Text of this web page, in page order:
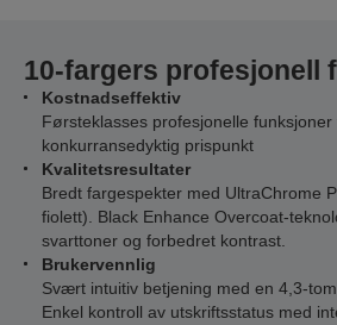
10-fargers profesjonell
Kostnadseffektiv
Førsteklasses profesjonelle funksjoner
konkurransedyktig prispunkt
Kvalitetsresultater
Bredt fargespekter med UltraChrome
fiolett). Black Enhance Overcoat-
svarttoner og forbedret kontrast.
Brukervennlig
Svært intuitiv betjening med en 4,3-
Enkel kontroll av utskriftsstatus med